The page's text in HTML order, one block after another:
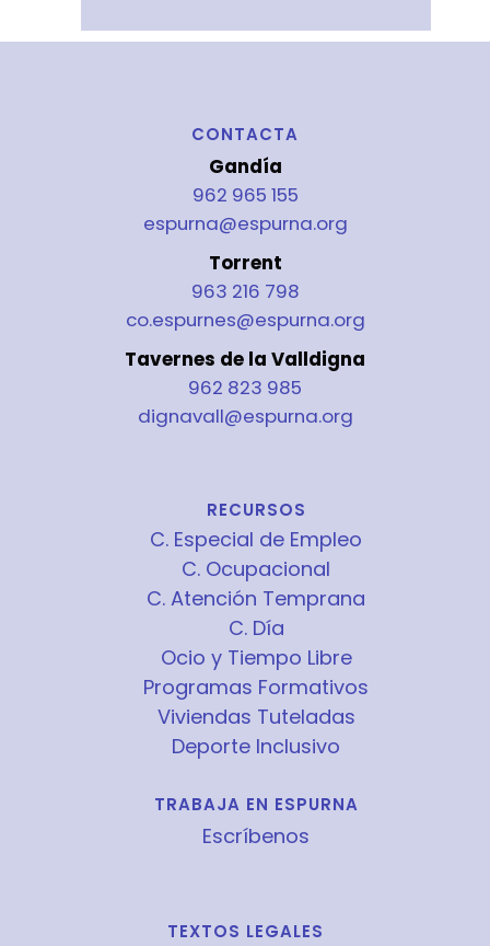
CONTACTA
Gandía
962 965 155
espurna@espurna.org
Torrent
963 216 798
co.espurnes@espurna.org
Tavernes de la Valldigna
962 823 985
dignavall@espurna.org
RECURSOS
C. Especial de Empleo
C. Ocupacional
C. Atención Temprana
C. Día
Ocio y Tiempo Libre
Programas Formativos
Viviendas Tuteladas
Deporte Inclusivo
TRABAJA EN ESPURNA
Escríbenos
TEXTOS LEGALES